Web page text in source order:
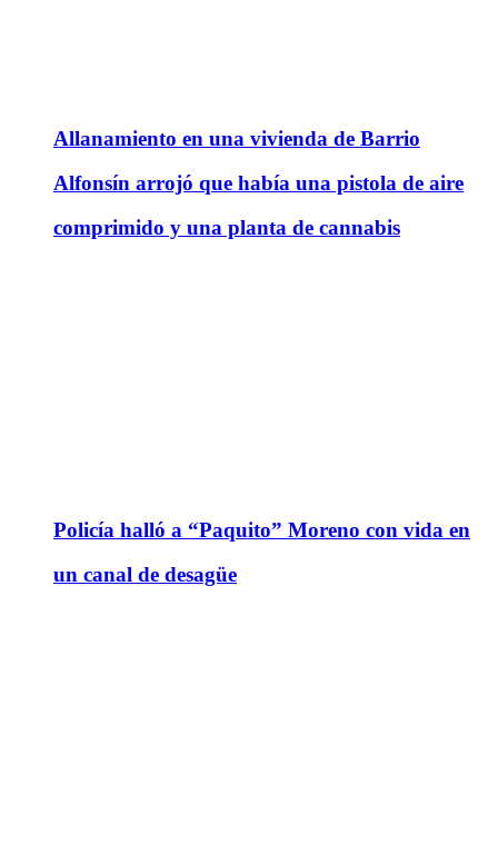
Allanamiento en una vivienda de Barrio
Alfonsín arrojó que había una pistola de aire
comprimido y una planta de cannabis
Policía halló a “Paquito” Moreno con vida en
un canal de desagüe